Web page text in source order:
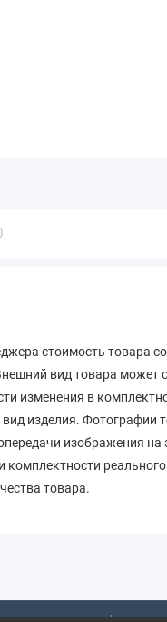
стоимость товара
вид товара может
изменения в
изделия. Фотографии
изображения на
комплектности
товара.